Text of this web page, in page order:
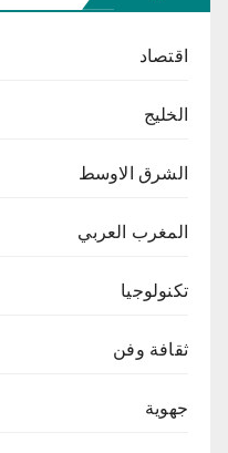
اقتصاد
الخليج
الشرق الاوسط
المغرب العربي
تكنولوجيا
ثقافة وفن
جهوية